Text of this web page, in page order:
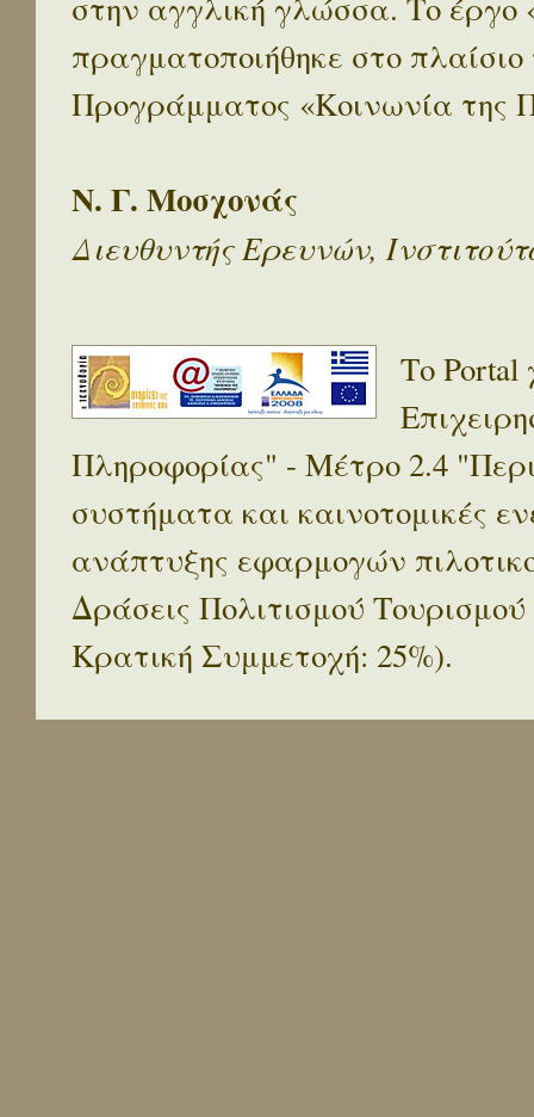
πραγματοποιήθηκε στο
Προγράμματος «Κοινωνία της
Ν. Γ. Μοσχονάς
Διευθυντής Ερευνών,
Το Portal
Πληροφορίας" - Μέτρο 2.4
συστήματα και καινοτομικές
ανάπτυξης εφαρμογών
Δράσεις Πολιτισμού
Κρατική Συμμετοχή: 25%).